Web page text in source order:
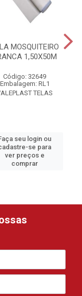
MOSQUITEIRO
1,50X50M
Código: 32649
Embalagem: RL1
TELAS
seu login ou
se para
ver preços e
comprar